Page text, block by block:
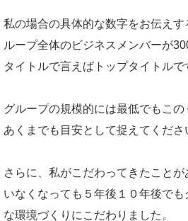
私の場合の具体的な数字をお伝え
ループ全体のビジネスメンバーが
タイトルで言えばトップタイトルで
グループの規模的には最低でもこの
あくまでも目安として捉えてくださ
さらに、私がこだわってきたこと
いなくなっても５年後１０年後でも
な環境づくりにこだわりました。